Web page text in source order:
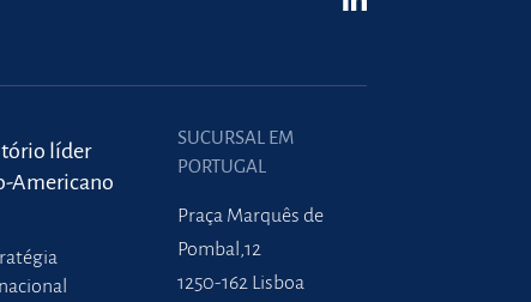
líder
Americano
SUCURSAL EM
PORTUGAL
Praça Marquês de
Pombal,12
1250-162 Lisboa